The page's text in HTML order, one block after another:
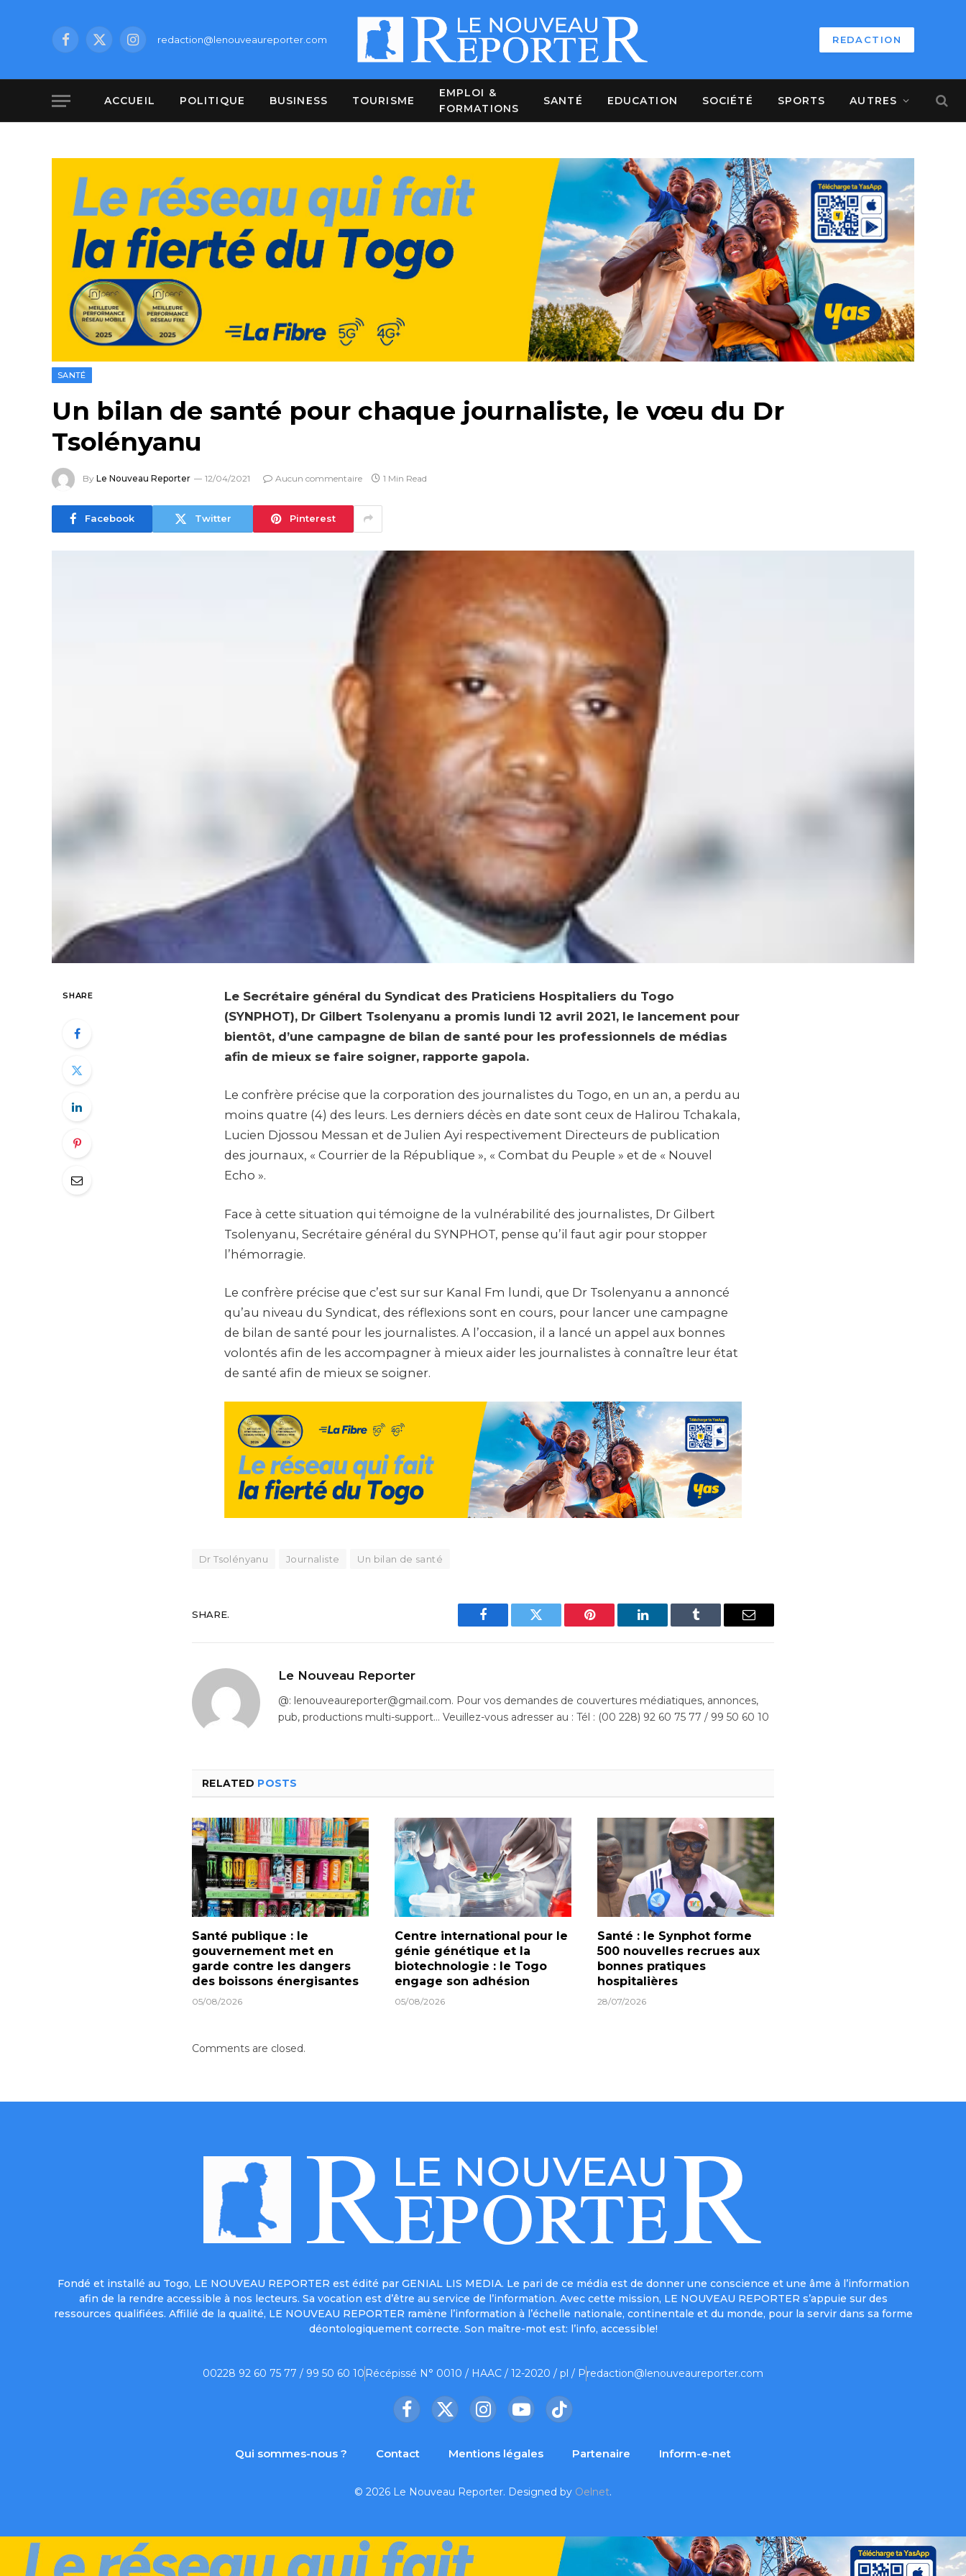
Facebook
X
Instagramredaction@lenouveaureporter.com REDACTION
ACCUEIL POLITIQUE BUSINESS TOURISME
EMPLOI &
FORMATIONS
SANTÉ EDUCATION SOCIÉTÉ SPORTS AUTRES
SANTÉ
Un bilan de santé pour chaque journaliste, le vœu du Dr
Tsolényanu
By Le Nouveau Reporter 12/04/2021 Aucun commentaire 1 Min Read
Facebook Twitter Pinterest
SHARE
Le Secrétaire général du Syndicat des Praticiens Hospitaliers du Togo
(SYNPHOT), Dr Gilbert Tsolenyanu a promis lundi 12 avril 2021, le lancement pour
bientôt, d’une campagne de bilan de santé pour les professionnels de médias
afin de mieux se faire soigner, rapporte gapola.
Le confrère précise que la corporation des journalistes du Togo, en un an, a perdu au
moins quatre (4) des leurs. Les derniers décès en date sont ceux de Halirou Tchakala,
Lucien Djossou Messan et de Julien Ayi respectivement Directeurs de publication
des journaux, « Courrier de la République », « Combat du Peuple » et de « Nouvel
Echo ».
Face à cette situation qui témoigne de la vulnérabilité des journalistes, Dr Gilbert
Tsolenyanu, Secrétaire général du SYNPHOT, pense qu’il faut agir pour stopper
l’hémorragie.
Le confrère précise que c’est sur sur Kanal Fm lundi, que Dr Tsolenyanu a annoncé
qu’au niveau du Syndicat, des réflexions sont en cours, pour lancer une campagne
de bilan de santé pour les journalistes. A l’occasion, il a lancé un appel aux bonnes
volontés afin de les accompagner à mieux aider les journalistes à connaître leur état
de santé afin de mieux se soigner.
Dr Tsolényanu Journaliste Un bilan de santé
SHARE.
Facebook Twitter Pinterest LinkedIn Tumblr Email
Le Nouveau Reporter
@: lenouveaureporter@gmail.com. Pour vos demandes de couvertures médiatiques, annonces,
pub, productions multi-support… Veuillez-vous adresser au : Tél : (00 228) 92 60 75 77 / 99 50 60 10
RELATED POSTS
Santé publique : le
gouvernement met en
garde contre les dangers
des boissons énergisantes
05/08/2026
Centre international pour le
génie génétique et la
biotechnologie : le Togo
engage son adhésion
05/08/2026
Santé : le Synphot forme
500 nouvelles recrues aux
bonnes pratiques
hospitalières
28/07/2026
Comments are closed.
Fondé et installé au Togo, LE NOUVEAU REPORTER est édité par GENIAL LIS MEDIA. Le pari de ce média est de donner une conscience et une âme à l’information
afin de la rendre accessible à nos lecteurs. Sa vocation est d’être au service de l’information. Avec cette mission, LE NOUVEAU REPORTER s’appuie sur des
ressources qualifiées. Affilié de la qualité, LE NOUVEAU REPORTER ramène l’information à l’échelle nationale, continentale et du monde, pour la servir dans sa forme
déontologiquement correcte. Son maître-mot est: l’info, accessible!
00228 92 60 75 77 / 99 50 60 10 Récépissé N° 0010 / HAAC / 12-2020 / pl / Predaction@lenouveaureporter.com
Facebook
X
InstagramYouTubeTikTok
Qui sommes-nous ? Contact Mentions légales Partenaire Inform-e-net
© 2026 Le Nouveau Reporter. Designed by Oelnet.